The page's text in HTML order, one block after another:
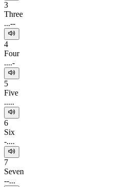
3
Three
...--
4
Four
....-
5
Five
.....
6
Six
-....
7
Seven
--...